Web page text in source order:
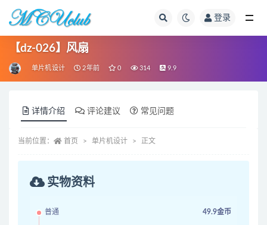
登录
【dz-026】风扇
单片机设计 2年前 0 314 9.9
详情介绍 评论建议 常见问题
当前位置： 首页 单片机设计 正文
实物资料
普通 49.9金币